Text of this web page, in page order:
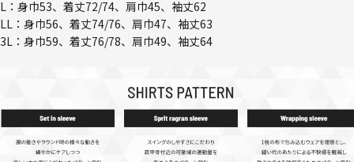
L：身巾53、着丈72/74、肩巾45、袖丈62
LL：身巾56、着丈74/76、肩巾47、袖丈63
3L：身巾59、着丈76/78、肩巾49、袖丈64